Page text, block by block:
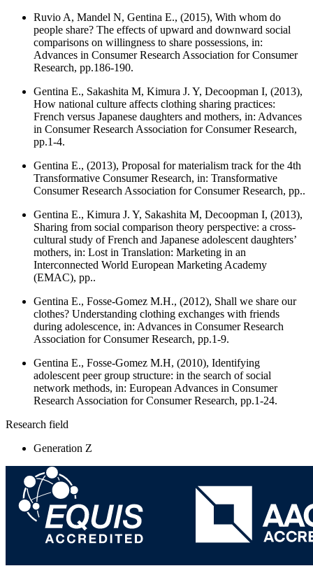
Ruvio A, Mandel N, Gentina E., (2015), With whom do
people share? The effects of upward and downward social
comparisons on willingness to share possessions, in:
Advances in Consumer Research Association for Consumer
Research, pp.186-190.
Gentina E., Sakashita M, Kimura J. Y, Decoopman I, (2013),
How national culture affects clothing sharing practices:
French versus Japanese daughters and mothers, in: Advances
in Consumer Research Association for Consumer Research,
pp.1-4.
Gentina E., (2013), Proposal for materialism track for the 4th
Transformative Consumer Research, in: Transformative
Consumer Research Association for Consumer Research, pp..
Gentina E., Kimura J. Y, Sakashita M, Decoopman I, (2013),
Sharing from social comparison theory perspective: a cross-
cultural study of French and Japanese adolescent daughters’
mothers, in: Lost in Translation: Marketing in an
Interconnected World European Marketing Academy
(EMAC), pp..
Gentina E., Fosse-Gomez M.H., (2012), Shall we share our
clothes? Understanding clothing exchanges with friends
during adolescence, in: Advances in Consumer Research
Association for Consumer Research, pp.1-9.
Gentina E., Fosse-Gomez M.H, (2010), Identifying
adolescent peer group structure: in the search of social
network methods, in: European Advances in Consumer
Research Association for Consumer Research, pp.1-24.
Research field
Generation Z